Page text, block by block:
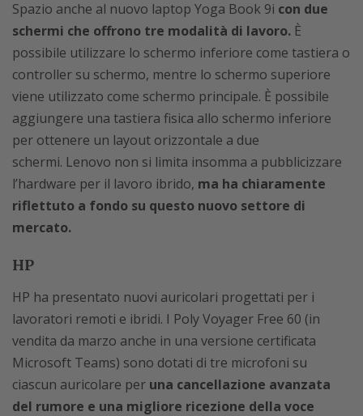
Spazio anche al nuovo laptop Yoga Book 9i con due
schermi che offrono tre modalità di lavoro. È
possibile utilizzare lo schermo inferiore come tastiera o
controller su schermo, mentre lo schermo superiore
viene utilizzato come schermo principale. È possibile
aggiungere una tastiera fisica allo schermo inferiore
per ottenere un layout orizzontale a due
schermi. Lenovo non si limita insomma a pubblicizzare
l’hardware per il lavoro ibrido, ma ha chiaramente
riflettuto a fondo su questo nuovo settore di
mercato.
HP
HP ha presentato nuovi auricolari progettati per i
lavoratori remoti e ibridi. I Poly Voyager Free 60 (in
vendita da marzo anche in una versione certificata
Microsoft Teams) sono dotati di tre microfoni su
ciascun auricolare per una cancellazione avanzata
del rumore e una migliore ricezione della voce